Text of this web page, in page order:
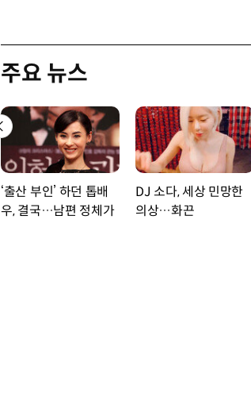
주요 뉴스
‘출산 부인’ 하던 톱배
우, 결국…남편 정체가
DJ 소다, 세상 민망한
의상…화끈